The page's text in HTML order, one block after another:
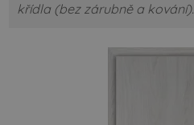
křídla (bez zárubně a kování).